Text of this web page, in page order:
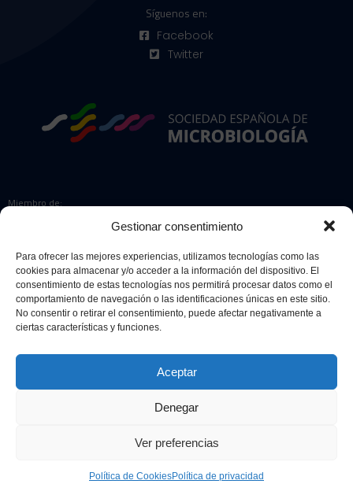
Gestionar consentimiento
Para ofrecer las mejores experiencias, utilizamos tecnologías como las
cookies para almacenar y/o acceder a la información del dispositivo. El
consentimiento de estas tecnologías nos permitirá procesar datos como el
comportamiento de navegación o las identificaciones únicas en este sitio.
No consentir o retirar el consentimiento, puede afectar negativamente a
ciertas características y funciones.
Aceptar
Denegar
Ver preferencias
Política de CookiesPolítica de privacidad
Miembro de:
Colaboradores:
Síguenos en:
Facebook
Twitter
© 2026 Sociedad Española de Microbiología. Todos los derechos
Retrazos Agencia Creativa